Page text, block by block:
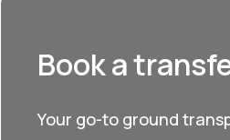
Book a
Your go-to ground